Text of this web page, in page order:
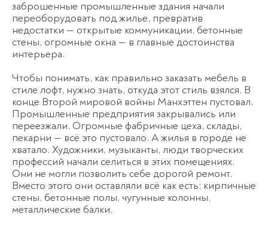
заброшенные промышленные здания начали
переоборудовать под жилье, превратив
недостатки — открытые коммуникации, бетонные
стены, огромные окна — в главные достоинства
интерьера.
Чтобы понимать, как правильно заказать мебель в
стиле лофт, нужно знать, откуда этот стиль взялся. В
конце Второй мировой войны Манхэттен пустовал.
Промышленные предприятия закрывались или
переезжали. Огромные фабричные цеха, склады,
пекарни — всё это пустовало. А жилья в городе не
хватало. Художники, музыканты, люди творческих
профессий начали селиться в этих помещениях.
Они не могли позволить себе дорогой ремонт.
Вместо этого они оставляли всё как есть: кирпичные
стены, бетонные полы, чугунные колонны,
металлические балки.